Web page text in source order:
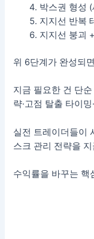
박스권 형성
지지선 반복
지지선 붕괴
위 6단계가 완성되
지금 필요한 건 단
략·고점 탈출 타이
실전 트레이더들이
스크 관리 전략을
수익률을 바꾸는 핵